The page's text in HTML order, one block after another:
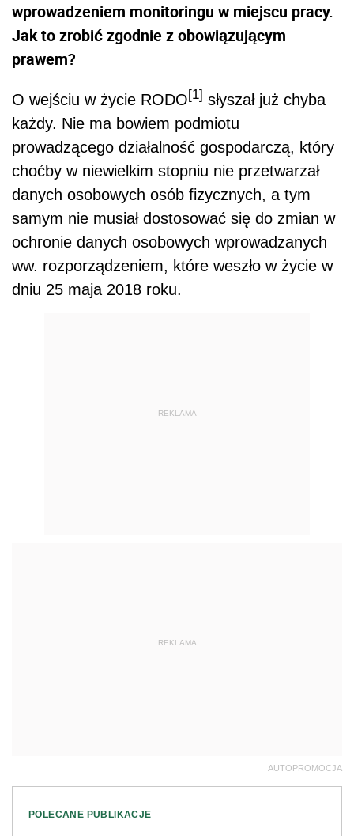
wprowadzeniem monitoringu w miejscu pracy.
Jak to zrobić zgodnie z obowiązującym
prawem?
O wejściu w życie RODO[1] słyszał już chyba
każdy. Nie ma bowiem podmiotu
prowadzącego działalność gospodarczą, który
choćby w niewielkim stopniu nie przetwarzał
danych osobowych osób fizycznych, a tym
samym nie musiał dostosować się do zmian w
ochronie danych osobowych wprowadzanych
ww. rozporządzeniem, które weszło w życie w
dniu 25 maja 2018 roku.
REKLAMA
REKLAMA
AUTOPROMOCJA
POLECANE PUBLIKACJE